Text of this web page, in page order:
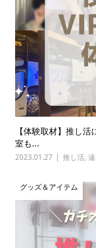
【体験取材】推し
室も...
2023.01.27 推し活,
グッズ＆アイテム